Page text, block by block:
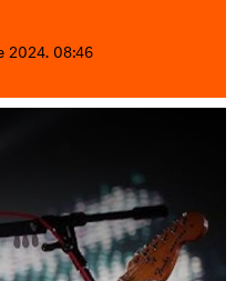
2024. 08:46